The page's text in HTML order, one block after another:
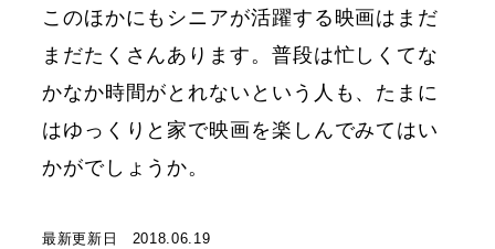
このほかにもシニアが活躍する映画はまだ
まだたくさんあります。普段は忙しくてな
かなか時間がとれないという人も、たまに
はゆっくりと家で映画を楽しんでみてはい
かがでしょうか。
最新更新日 2018.06.19